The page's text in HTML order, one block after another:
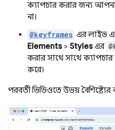
ক্যাপচার করার জন্য
না।
@keyframes এর লাইভ
Elements> Stylesএর
করার সাথে সাথে
করে।
পরবর্তী ভিডিওতে উভয় বৈশিষ্ট্যের